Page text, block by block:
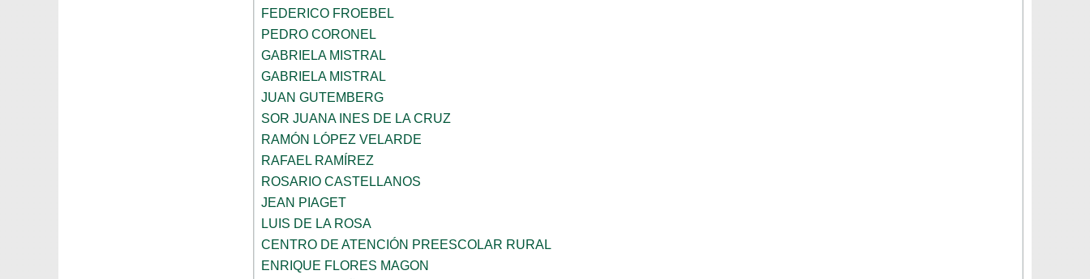
FEDERICO FROEBEL
PEDRO CORONEL
GABRIELA MISTRAL
GABRIELA MISTRAL
JUAN GUTEMBERG
SOR JUANA INES DE LA CRUZ
RAMÓN LÓPEZ VELARDE
RAFAEL RAMÍREZ
ROSARIO CASTELLANOS
JEAN PIAGET
LUIS DE LA ROSA
CENTRO DE ATENCIÓN PREESCOLAR RURAL
ENRIQUE FLORES MAGON